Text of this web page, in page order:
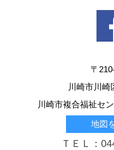
〒
川崎市川崎
川崎市複合福祉セ
地図
ＴＥＬ：